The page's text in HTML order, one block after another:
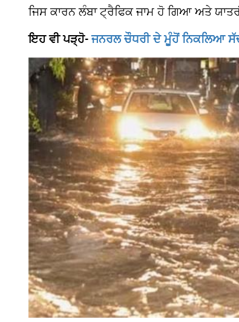
ਜਿਸ ਕਾਰਨ ਲੰਬਾ ਟ੍ਰੈਫਿਕ ਜਾਮ ਹੋ ਗਿਆ ਅਤੇ
ਇਹ ਵੀ ਪੜ੍ਹੋ-ਜਨਰਲ ਚੌਧਰੀ ਦੇ ਮੂੰਹੋਂ ਨਿਕਲਿਆ